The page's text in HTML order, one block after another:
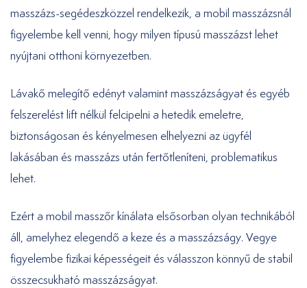
masszázs-segédeszközzel rendelkezik, a mobil masszázsnál
figyelembe kell venni, hogy milyen típusú masszázst lehet
nyújtani otthoni környezetben.
Lávakő melegítő edényt valamint masszázságyat és egyéb
felszerelést lift nélkül felcipelni a hetedik emeletre,
biztonságosan és kényelmesen elhelyezni az ügyfél
lakásában és masszázs után fertőtleníteni, problematikus
lehet.
Ezért a mobil masszőr kínálata elsősorban olyan technikából
áll, amelyhez elegendő a keze és a masszázságy. Vegye
figyelembe fizikai képességeit és válasszon könnyű de stabil
összecsukható masszázságyat.